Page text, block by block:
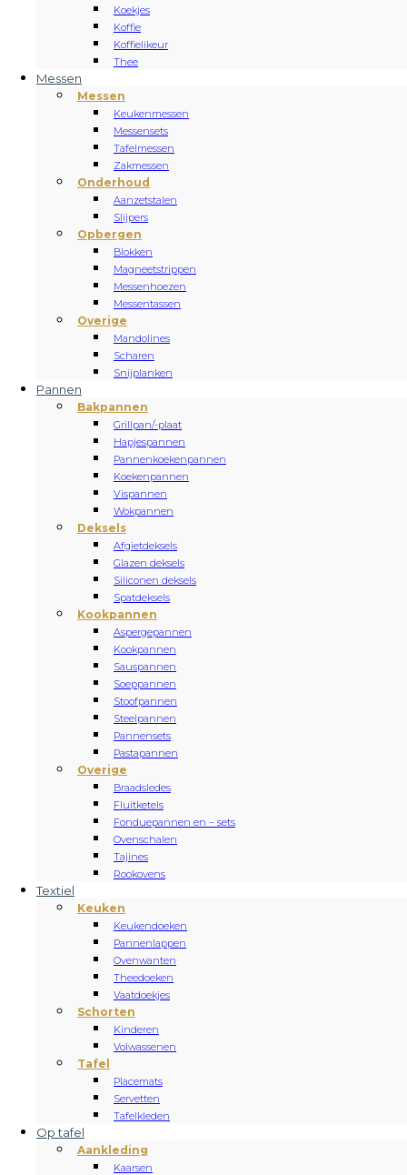
Koekjes
Koffie
Koffielikeur
Thee
Messen
Messen
Keukenmessen
Messensets
Tafelmessen
Zakmessen
Onderhoud
Aanzetstalen
Slijpers
Opbergen
Blokken
Magneetstrippen
Messenhoezen
Messentassen
Overige
Mandolines
Scharen
Snijplanken
Pannen
Bakpannen
Grillpan/-plaat
Hapjespannen
Pannenkoekenpannen
Koekenpannen
Vispannen
Wokpannen
Deksels
Afgietdeksels
Glazen deksels
Siliconen deksels
Spatdeksels
Kookpannen
Aspergepannen
Kookpannen
Sauspannen
Soeppannen
Stoofpannen
Steelpannen
Pannensets
Pastapannen
Overige
Braadsledes
Fluitketels
Fonduepannen en – sets
Ovenschalen
Tajines
Rookovens
Textiel
Keuken
Keukendoeken
Pannenlappen
Ovenwanten
Theedoeken
Vaatdoekjes
Schorten
Kinderen
Volwassenen
Tafel
Placemats
Servetten
Tafelkleden
Op tafel
Aankleding
Kaarsen